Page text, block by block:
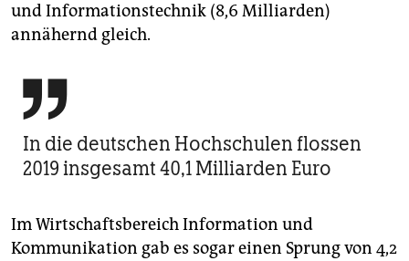
und Informationstechnik (8,6 Milliarden)
annähernd gleich.

In die deutschen Hochschulen flossen
2019 insgesamt 40,1 Milliarden Euro
Im Wirtschaftsbereich Information und
Kommunikation gab es sogar einen Sprung von 4,2